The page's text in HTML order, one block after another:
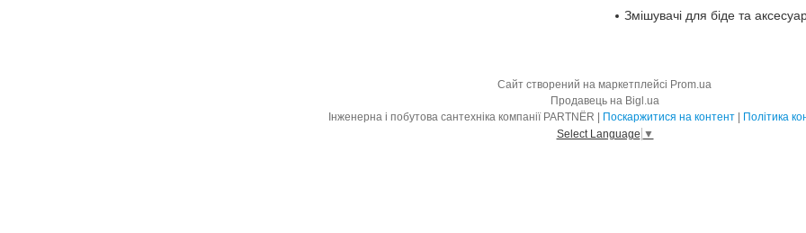
Змішувачі для біде та
Сайт створений на маркетплейсі Prom.ua
Продавець на Bigl.ua
Поскаржитися на контент
Політика
Select Language ▼